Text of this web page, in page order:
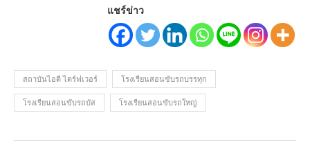
แชร์ข่าว
สถาบันไอดี ไดร์ฟเวอร์ โรงเรียนสอนขับรถบรรทุก
โรงเรียนสอนขับรถบัส โรงเรียนสอนขับรถใหญ่